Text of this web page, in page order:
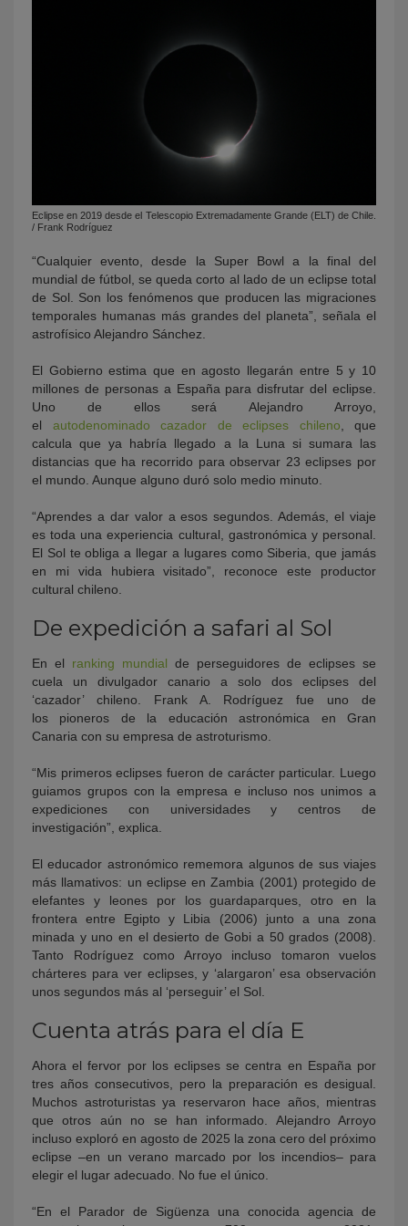
Eclipse en 2019 desde el Telescopio Extremadamente Grande (ELT) de Chile.
/ Frank Rodríguez
“Cualquier evento, desde la Super Bowl a la final del
mundial de fútbol, se queda corto al lado de un eclipse total
de Sol. Son los fenómenos que producen las migraciones
temporales humanas más grandes del planeta”, señala el
astrofísico Alejandro Sánchez.
El Gobierno estima que en agosto llegarán entre 5 y 10
millones de personas a España para disfrutar del eclipse.
Uno de ellos será Alejandro Arroyo,
el autodenominado cazador de eclipses chileno , que
calcula que ya habría llegado a la Luna si sumara las
distancias que ha recorrido para observar 23 eclipses por
el mundo. Aunque alguno duró solo medio minuto.
“Aprendes a dar valor a esos segundos. Además, el viaje
es toda una experiencia cultural, gastronómica y personal.
El Sol te obliga a llegar a lugares como Siberia, que jamás
en mi vida hubiera visitado”, reconoce este productor
cultural chileno.
De expedición a safari al Sol
En el ranking mundial de perseguidores de eclipses se
cuela un divulgador canario a solo dos eclipses del
‘cazador’ chileno. Frank A. Rodríguez fue uno de
los pioneros de la educación astronómica en Gran
Canaria con su empresa de astroturismo.
“Mis primeros eclipses fueron de carácter particular. Luego
guiamos grupos con la empresa e incluso nos unimos a
expediciones con universidades y centros de
investigación”, explica.
El educador astronómico rememora algunos de sus viajes
más llamativos: un eclipse en Zambia (2001) protegido de
elefantes y leones por los guardaparques, otro en la
frontera entre Egipto y Libia (2006) junto a una zona
minada y uno en el desierto de Gobi a 50 grados (2008).
Tanto Rodríguez como Arroyo incluso tomaron vuelos
chárteres para ver eclipses, y ‘alargaron’ esa observación
unos segundos más al ‘perseguir’ el Sol.
Cuenta atrás para el día E
Ahora el fervor por los eclipses se centra en España por
tres años consecutivos, pero la preparación es desigual.
Muchos astroturistas ya reservaron hace años, mientras
que otros aún no se han informado. Alejandro Arroyo
incluso exploró en agosto de 2025 la zona cero del próximo
eclipse –en un verano marcado por los incendios– para
elegir el lugar adecuado. No fue el único.
“En el Parador de Sigüenza una conocida agencia de